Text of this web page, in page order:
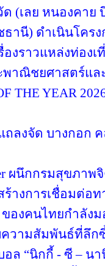
(เลย หนองคา
ธานี) ดำเนินโคร
องราวแหล่งท่อง
พาณิชยศาสตร์แ
THE YEAR
ลงจัด บางกอก
ผนึกกรมสุขภา
สร้างการเชื่อมต่อ
ของคนไทยกำลั
วามสัมพันธ์ที่ลึก
“นิกกี้ - ซี – นา